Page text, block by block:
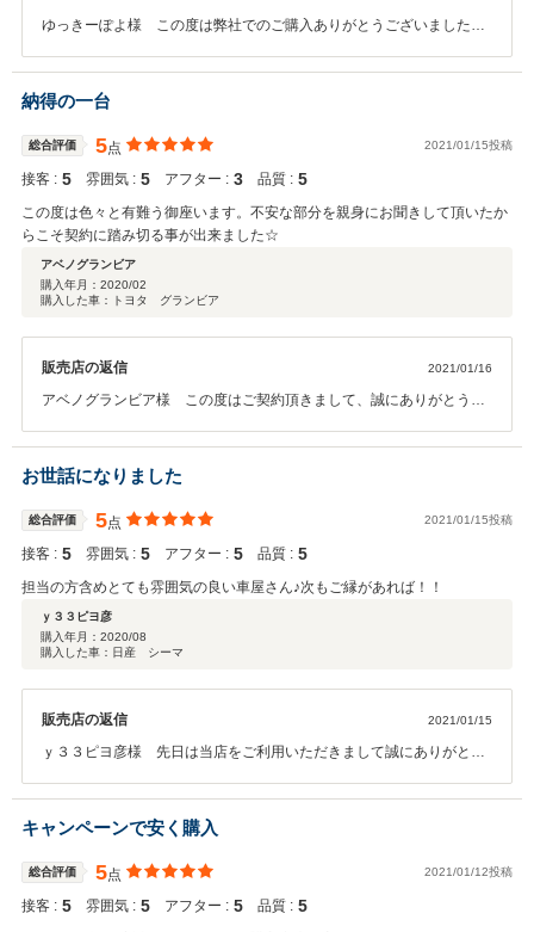
ゆっきーぽよ様 この度は弊社でのご購入ありがとうございました。
致しますので、お車の事でお困り事がございましたら、お気軽にお尋
ね下さい。ありがとうございました。今後とも宜しくお願いいたしま
納得の一台
総合評価 5点 2021/01/15投稿
接客 : 5 雰囲気 : 5 アフター : 3 品質 : 5
この度は色々と有難う御座います。不安な部分を親身にお聞きして頂いたか
らこそ契約に踏み切る事が出来ました☆
アベノグランビア
購入年月： 2020/02
購入した車：トヨタ グランビア
販売店の返信 2021/01/16
アベノグランビア様 この度はご契約頂きまして、誠にありがとうご
く思います。お客様に喜んで頂けることが、何よりも私共の励みにな
ります。車内外のクリーニングやお車の細部に渡るご説明も、今後よ
り一層社員全員で徹底させたいと思っております。またぜひお気軽に
お立ち寄りください。今後ともどうぞ宜しくお願い致します。
お世話になりました
総合評価 5点 2021/01/15投稿
接客 : 5 雰囲気 : 5 アフター : 5 品質 : 5
担当の方含めとても雰囲気の良い車屋さん♪次もご縁があれば！！
ｙ３３ピヨ彦
購入年月： 2020/08
購入した車：日産 シーマ
販売店の返信 2021/01/15
ｙ３３ピヨ彦様 先日は当店をご利用いただきまして誠にありがとう
ｙ３３ピヨ彦様をはじめ、皆様に安心してご利用いただける店舗作り
を心掛けてまいります。また、何かお車でお困りの際などご遠慮なく
ご相談頂けましたら幸いでございます。今後とも当店をよろしくお願
い申し上げます。
キャンペーンで安く購入
総合評価 5点 2021/01/12投稿
接客 : 5 雰囲気 : 5 アフター : 5 品質 : 5